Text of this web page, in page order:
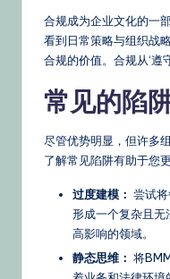
合规成为企业文化的一
看到日常策略与组织战
合规的价值。合规从‘遵
常见的陷
尽管优势明显，但许多
了解常见陷阱有助于您
过度建模： 尝试
形成一个复杂且无
高影响的领域。
静态思维： 将